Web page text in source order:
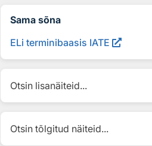
Sama sõna
ELi terminibaasis IATE
Otsin lisanäiteid...
Otsin tõlgitud näiteid...